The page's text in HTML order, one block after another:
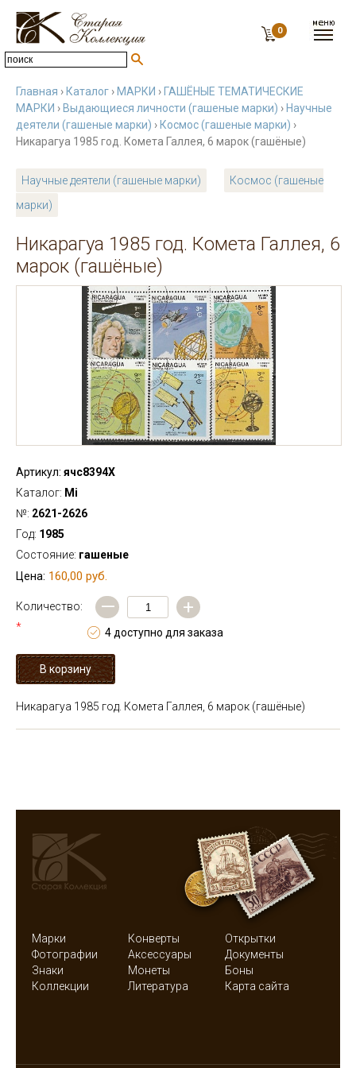
0
Главная › Каталог › МАРКИ › ГАШЁНЫЕ ТЕМАТИЧЕСКИЕ
МАРКИ › Выдающиеся личности (гашеные марки) › Научные
деятели (гашеные марки) › Космос (гашеные марки) ›
Никарагуа 1985 год. Комета Галлея, 6 марок (гашёные)
Научные деятели (гашеные марки)
Космос (гашеные
марки)
Никарагуа 1985 год. Комета Галлея, 6
марок (гашёные)
Артикул: ячс8394Х
Каталог: Mi
№: 2621-2626
Год: 1985
Состояние: гашеные
Цена: 160,00 руб.
Количество:
*
— +
4 доступно для заказа
Никарагуа 1985 год. Комета Галлея, 6 марок (гашёные)
Марки Конверты
Открытки
Фотографии
Аксессуары
Документы
Знаки
Монеты
Боны
Коллекции
Литература Карта сайта